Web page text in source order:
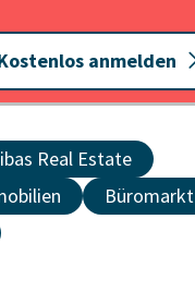
anmelden
Real Estate
Büromarkt